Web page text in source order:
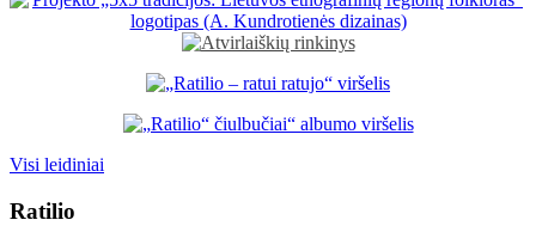
Visi leidiniai
Ratilio